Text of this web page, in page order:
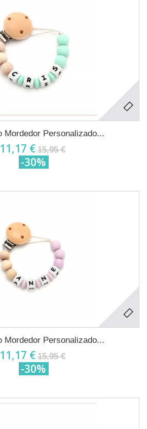
Mordedor Personalizado...
11,17 € 15,95 €
-30%
Mordedor Personalizado...
11,17 € 15,95 €
-30%